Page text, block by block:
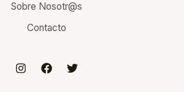
Sobre Nosotr@s
Contacto